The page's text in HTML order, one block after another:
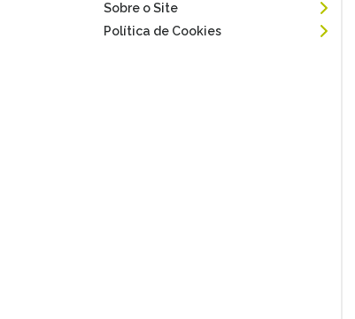
Sobre o Site
Política de Cookies